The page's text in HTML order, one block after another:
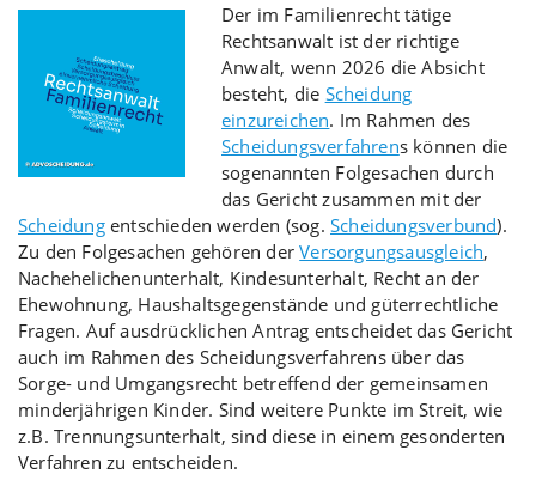
Der im Familienrecht tätige
Rechtsanwalt ist der richtige
Anwalt, wenn 2026 die Absicht
besteht, die Scheidung
einzureichen. Im Rahmen des
Scheidungsverfahrens können die
sogenannten Folgesachen durch
das Gericht zusammen mit der
Scheidungentschieden werden (sog.Scheidungsverbund).
Zu den Folgesachen gehören derVersorgungsausgleich,
Nachehelichenunterhalt, Kindesunterhalt, Recht an der
Ehewohnung, Haushaltsgegenstände und güterrechtliche
Fragen. Auf ausdrücklichen Antrag entscheidet das Gericht
auch im Rahmen des Scheidungsverfahrens über das
Sorge- und Umgangsrecht betreffend der gemeinsamen
minderjährigen Kinder. Sind weitere Punkte im Streit, wie
z.B. Trennungsunterhalt, sind diese in einem gesonderten
Verfahren zu entscheiden.